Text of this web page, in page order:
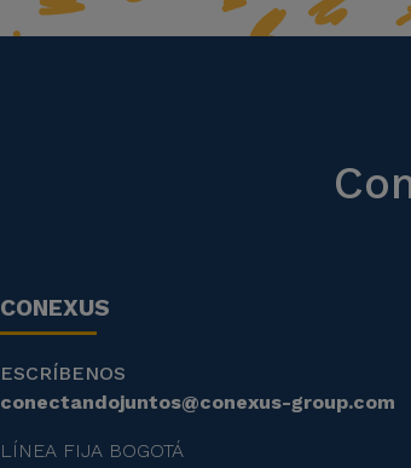
CONEXUS
ESCRÍBENOS
conectandojuntos@conexus-group.com
LÍNEA FIJA BOGOTÁ